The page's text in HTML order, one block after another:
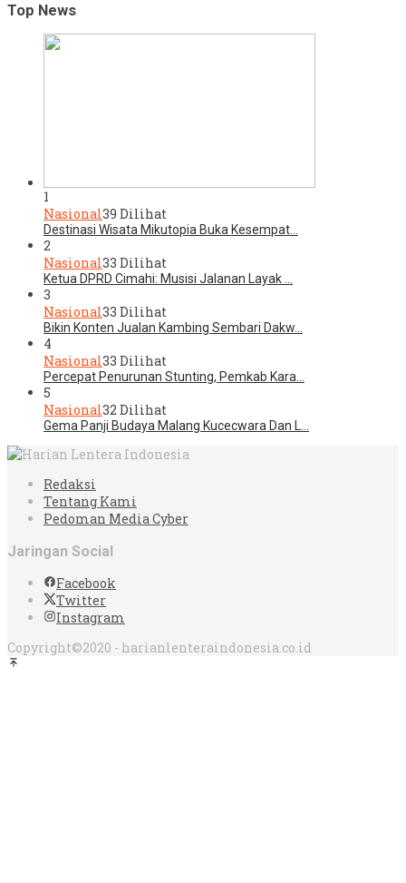
Top News
1
Nasional39 Dilihat
Destinasi Wisata Mikutopia Buka Kesempat…
2
Nasional33 Dilihat
Ketua DPRD Cimahi: Musisi Jalanan Layak …
3
Nasional33 Dilihat
Bikin Konten Jualan Kambing Sembari Dakw…
4
Nasional33 Dilihat
Percepat Penurunan Stunting, Pemkab Kara…
5
Nasional32 Dilihat
Gema Panji Budaya Malang Kucecwara Dan L…
Redaksi
Tentang Kami
Pedoman Media Cyber
Jaringan Social
Facebook
Twitter
Instagram
Copyright©2020 - harianlenteraindonesia.co.id